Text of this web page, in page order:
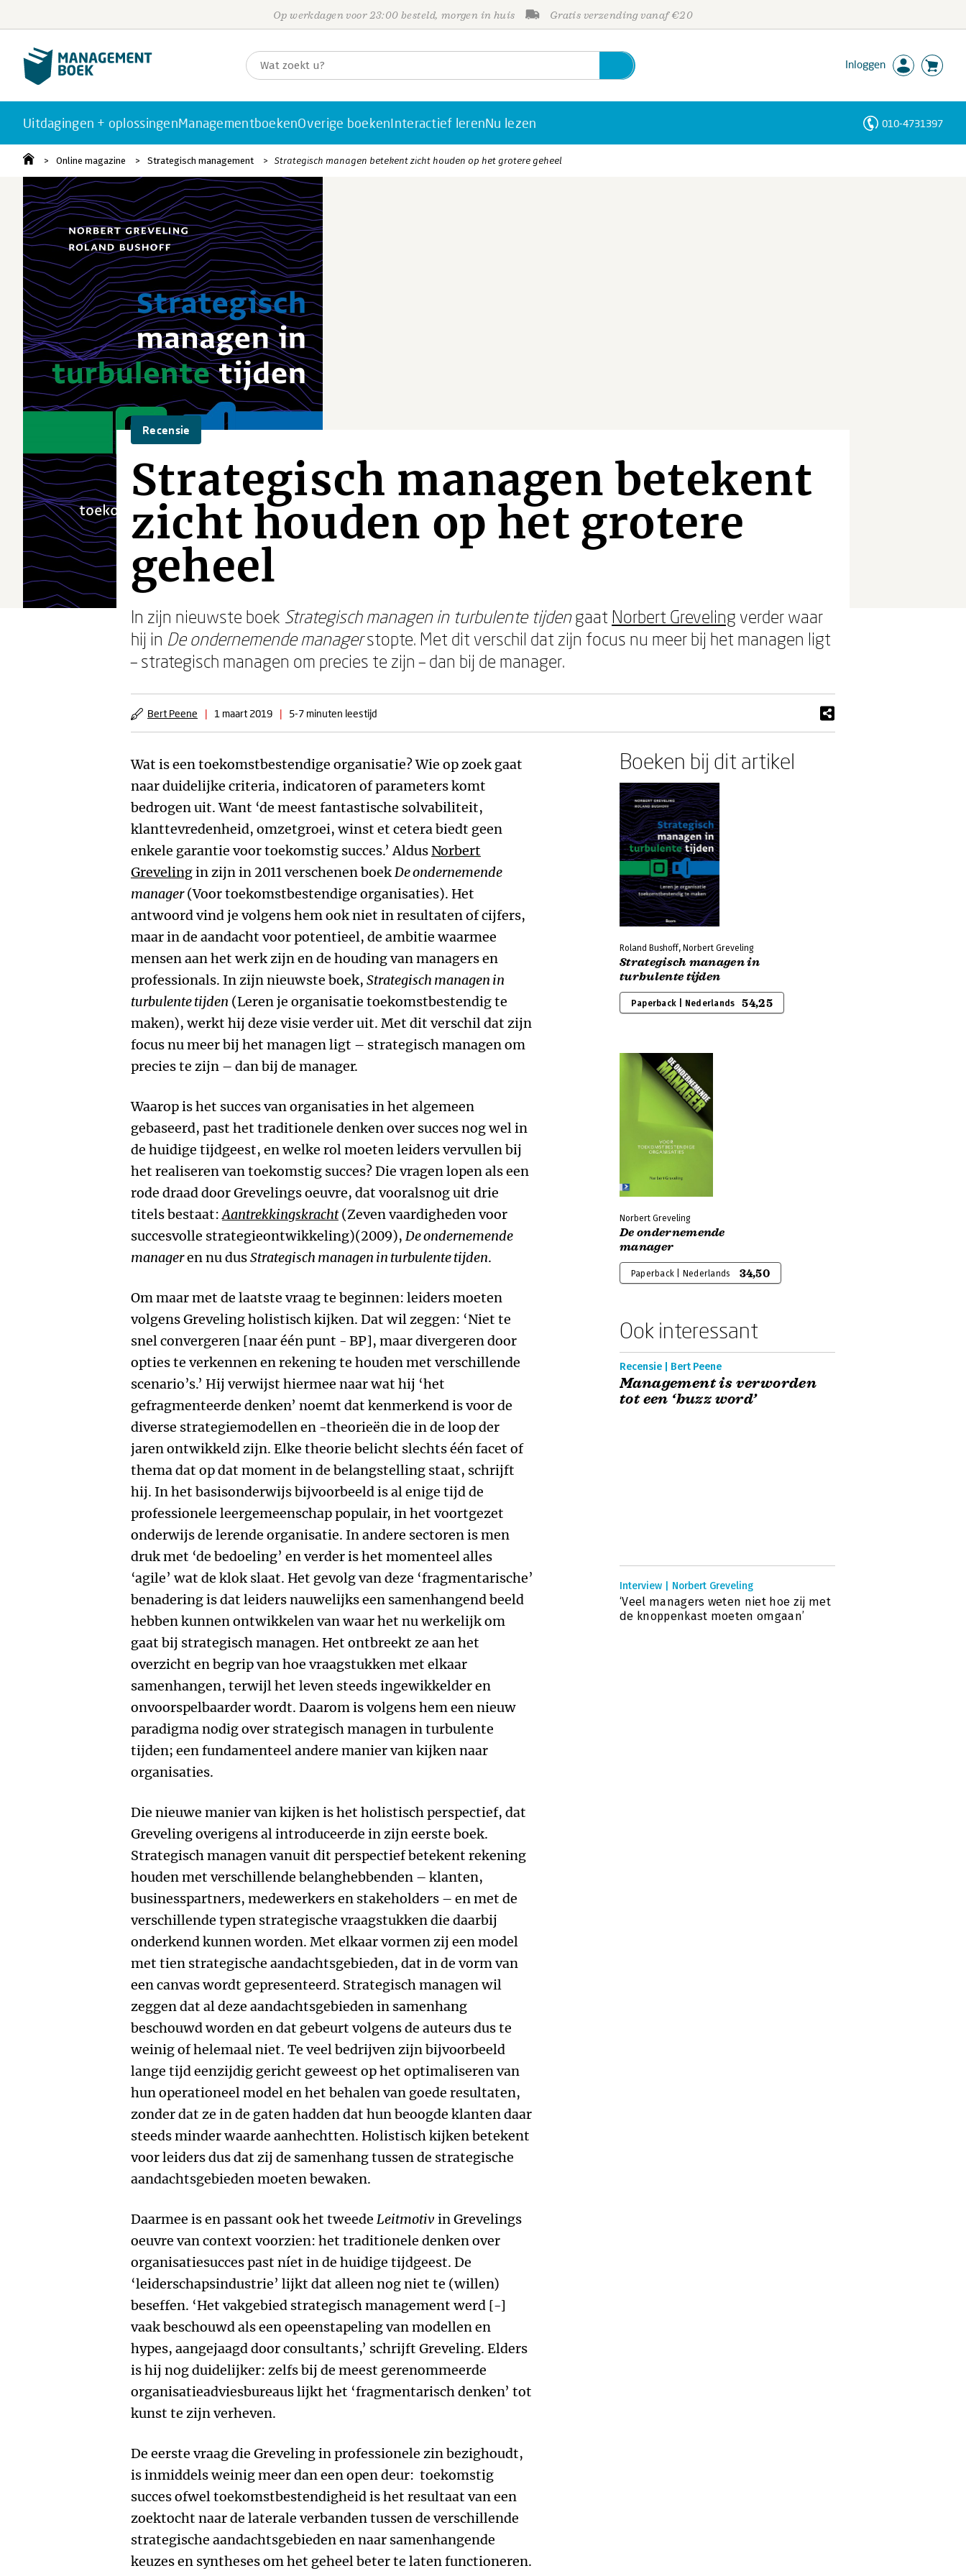
Op werkdagen voor 23:00 besteld, morgen in huis Gratis verzending vanaf €20
Inloggen
Uitdagingen + oplossingenManagementboekenOverige boekenInteractief lerenNu lezen 010-4731397
Online magazine Strategisch management Strategisch managen betekent zicht houden op het grotere geheel
Recensie
Strategisch managen betekent
zicht houden op het grotere
geheel
In zijn nieuwste boek Strategisch managen in turbulente tijdengaat Norbert Greveling verder waar
hij in De ondernemende managerstopte. Met dit verschil dat zijn focus nu meer bij het managen ligt
– strategisch managen om precies te zijn – dan bij de manager.
Bert Peene | 1 maart 2019 | 5-7 minuten leestijd
Wat is een toekomstbestendige organisatie? Wie op zoek gaat
naar duidelijke criteria, indicatoren of parameters komt
bedrogen uit. Want ‘de meest fantastische solvabiliteit,
klanttevredenheid, omzetgroei, winst et cetera biedt geen
enkele garantie voor toekomstig succes.’ AldusNorbert
Grevelingin zijn in 2011 verschenen boekDe ondernemende
manager(Voor toekomstbestendige organisaties). Het
antwoord vind je volgens hem ook niet in resultaten of cijfers,
maar in de aandacht voor potentieel, de ambitie waarmee
mensen aan het werk zijn en de houding van managers en
professionals. In zijn nieuwste boek, Strategisch managen in
turbulente tijden (Leren je organisatie toekomstbestendig te
maken), werkt hij deze visie verder uit. Met dit verschil dat zijn
focus nu meer bij het managen ligt – strategisch managen om
precies te zijn – dan bij de manager.
Waarop is het succes van organisaties in het algemeen
gebaseerd, past het traditionele denken over succes nog wel in
de huidige tijdgeest, en welke rol moeten leiders vervullen bij
het realiseren van toekomstig succes? Die vragen lopen als een
rode draad door Grevelings oeuvre, dat vooralsnog uit drie
titels bestaat:Aantrekkingskracht(Zeven vaardigheden voor
succesvolle strategieontwikkeling)(2009), De ondernemende
manageren nu dusStrategisch managen in turbulente tijden.
Om maar met de laatste vraag te beginnen: leiders moeten
volgens Greveling holistisch kijken. Dat wil zeggen: ‘Niet te
snel convergeren [naar één punt - BP], maar divergeren door
opties te verkennen en rekening te houden met verschillende
scenario’s.’ Hij verwijst hiermee naar wat hij ‘het
gefragmenteerde denken’ noemt dat kenmerkend is voor de
diverse strategiemodellen en -theorieën die in de loop der
jaren ontwikkeld zijn. Elke theorie belicht slechts één facet of
thema dat op dat moment in de belangstelling staat, schrijft
hij. In het basisonderwijs bijvoorbeeld is al enige tijd de
professionele leergemeenschap populair, in het voortgezet
onderwijs de lerende organisatie. In andere sectoren is men
druk met ‘de bedoeling’ en verder is het momenteel alles
‘agile’ wat de klok slaat. Het gevolg van deze ‘fragmentarische’
benadering is dat leiders nauwelijks een samenhangend beeld
hebben kunnen ontwikkelen van waar het nu werkelijk om
gaat bij strategisch managen. Het ontbreekt ze aan het
overzicht en begrip van hoe vraagstukken met elkaar
samenhangen, terwijl het leven steeds ingewikkelder en
onvoorspelbaarder wordt. Daarom is volgens hem een nieuw
paradigma nodig over strategisch managen in turbulente
tijden; een fundamenteel andere manier van kijken naar
organisaties.
Die nieuwe manier van kijken is het holistisch perspectief, dat
Greveling overigens al introduceerde in zijn eerste boek.
Strategisch managen vanuit dit perspectief betekent rekening
houden met verschillende belanghebbenden – klanten,
businesspartners, medewerkers en stakeholders – en met de
verschillende typen strategische vraagstukken die daarbij
onderkend kunnen worden. Met elkaar vormen zij een model
met tien strategische aandachtsgebieden, dat in de vorm van
een canvas wordt gepresenteerd. Strategisch managen wil
zeggen dat al deze aandachtsgebieden in samenhang
beschouwd worden en dat gebeurt volgens de auteurs dus te
weinig of helemaal niet. Te veel bedrijven zijn bijvoorbeeld
lange tijd eenzijdig gericht geweest op het optimaliseren van
hun operationeel model en het behalen van goede resultaten,
zonder dat ze in de gaten hadden dat hun beoogde klanten daar
steeds minder waarde aanhechtten. Holistisch kijken betekent
voor leiders dus dat zij de samenhang tussen de strategische
aandachtsgebieden moeten bewaken.
Daarmee is en passant ook het tweede Leitmotiv in Grevelings
oeuvre van context voorzien: het traditionele denken over
organisatiesucces past níet in de huidige tijdgeest. De
‘leiderschapsindustrie’ lijkt dat alleen nog niet te (willen)
beseffen. ‘Het vakgebied strategisch management werd [-]
vaak beschouwd als een opeenstapeling van modellen en
hypes, aangejaagd door consultants,’ schrijft Greveling. Elders
is hij nog duidelijker: zelfs bij de meest gerenommeerde
organisatieadviesbureaus lijkt het ‘fragmentarisch denken’ tot
kunst te zijn verheven.
De eerste vraag die Greveling in professionele zin bezighoudt,
is inmiddels weinig meer dan een open deur: toekomstig
succes ofwel toekomstbestendigheid is het resultaat van een
zoektocht naar de laterale verbanden tussen de verschillende
strategische aandachtsgebieden en naar samenhangende
keuzes en syntheses om het geheel beter te laten functioneren.
Boeken bij dit artikel
Roland Bushoff, Norbert Greveling
Strategisch managen in
turbulente tijden
Paperback | Nederlands 54,25
Norbert Greveling
De ondernemende
manager
Paperback | Nederlands 34,50
Ook interessant
Recensie | Bert Peene
Management is verworden
tot een ‘buzz word’
Interview | Norbert Greveling
‘Veel managers weten niet hoe zij met
de knoppenkast moeten omgaan’
Personen